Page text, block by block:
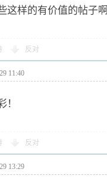
这样的有价值的帖子啊
反对
11:40
！
反对
13:29